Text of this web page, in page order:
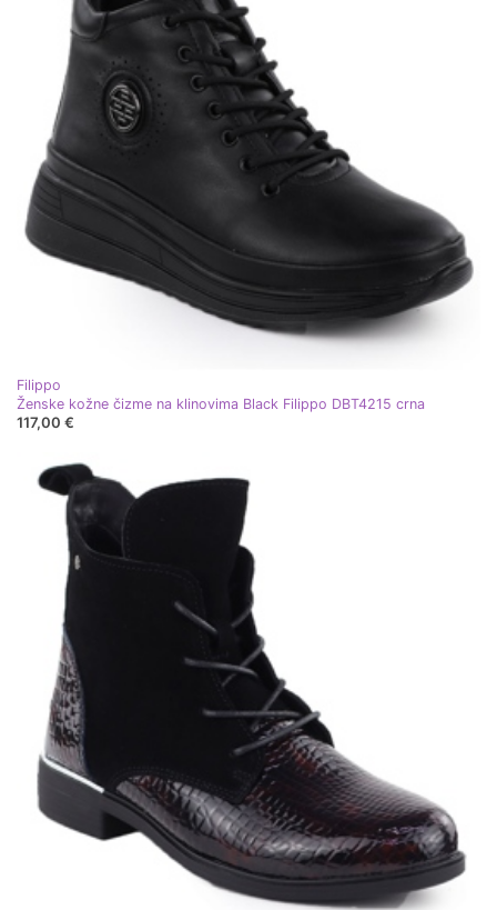
Filippo
Ženske kožne čizme na klinovima Black Filippo DBT4215 crna
117,00 €